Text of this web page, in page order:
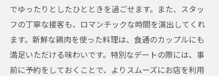
でゆったりとしたひとときを過ごせます。また、スタッ
フの丁寧な接客も、ロマンチックな時間を演出してくれ
ます。新鮮な鶏肉を使った料理は、食通のカップルにも
満足いただける味わいです。特別なデートの際には、事
前に予約をしておくことで、よりスムーズにお店を利用